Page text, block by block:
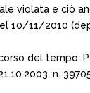
violata e ciò
10/11/2010
del tempo.
n.